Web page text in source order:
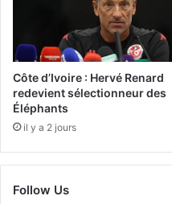
Côte d’Ivoire : Hervé Renard
redevient sélectionneur des
Éléphants
il y a 2 jours
Follow Us